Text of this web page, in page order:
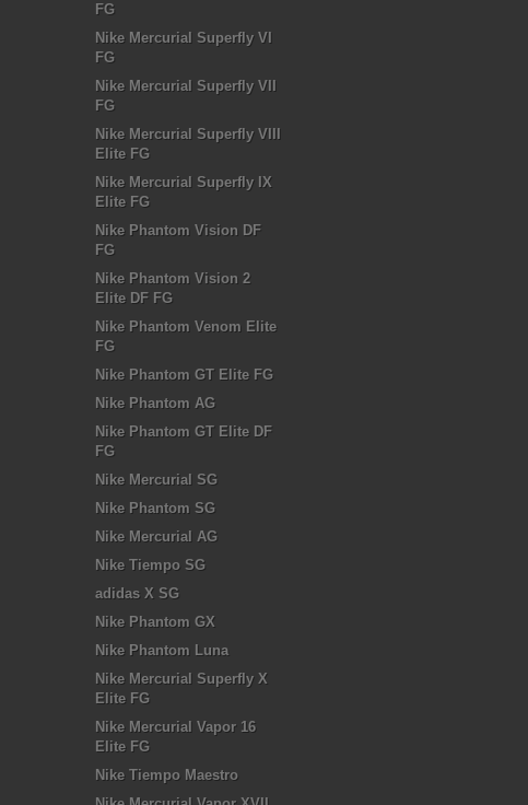
FG
Nike Mercurial Superfly VI
FG
Nike Mercurial Superfly VII
FG
Nike Mercurial Superfly VIII
Elite FG
Nike Mercurial Superfly IX
Elite FG
Nike Phantom Vision DF
FG
Nike Phantom Vision 2
Elite DF FG
Nike Phantom Venom Elite
FG
Nike Phantom GT Elite FG
Nike Phantom AG
Nike Phantom GT Elite DF
FG
Nike Mercurial SG
Nike Phantom SG
Nike Mercurial AG
Nike Tiempo SG
adidas X SG
Nike Phantom GX
Nike Phantom Luna
Nike Mercurial Superfly X
Elite FG
Nike Mercurial Vapor 16
Elite FG
Nike Tiempo Maestro